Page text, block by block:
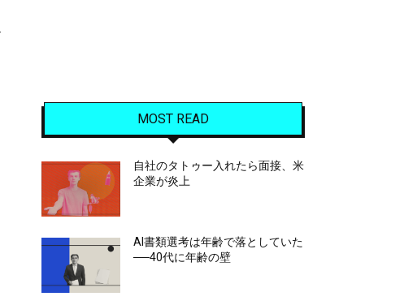
MOST READ
自社のタトゥー入れたら面接、米
企業が炎上
AI書類選考は年齢で落としていた
──40代に年齢の壁